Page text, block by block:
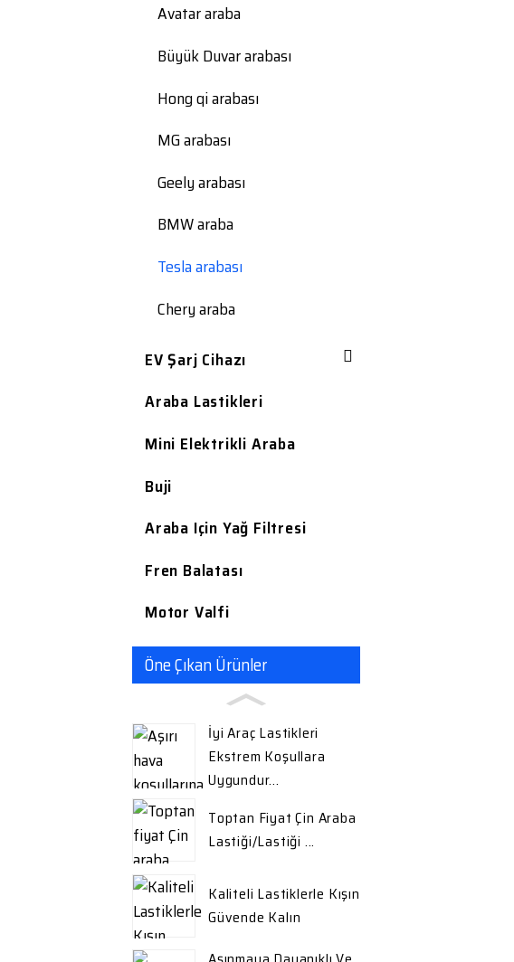
Avatar araba
Büyük Duvar arabası
Hong qi arabası
MG arabası
Geely arabası
BMW araba
Tesla arabası
Chery araba
EV Şarj Cihazı
Araba Lastikleri
Mini Elektrikli Araba
Buji
Araba Için Yağ Filtresi
Fren Balatası
Motor Valfi
Öne Çıkan Ürünler
İyi Araç Lastikleri
Ekstrem Koşullara
Uygundur...
Toptan Fiyat Çin Araba
Lastiği/lastiği ...
Kaliteli Lastiklerle Kışın
Güvende Kalın